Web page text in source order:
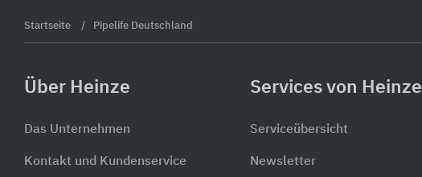
Startseite Pipelife Deutschland
Über Heinze
Das Unternehmen
Kontakt und Kundenservice
Services von Heinze
Serviceübersicht
Newsletter